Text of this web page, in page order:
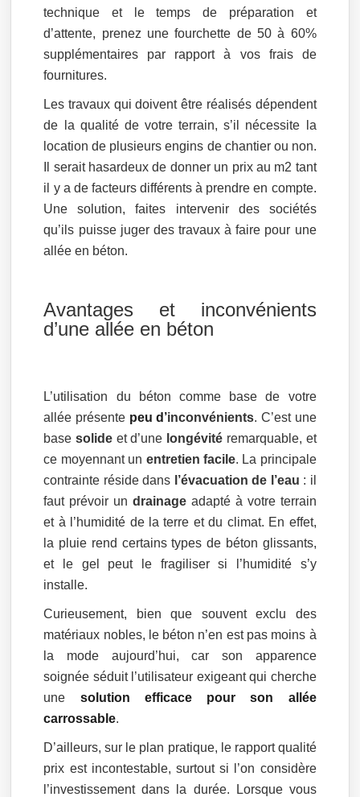
technique et le temps de préparation et
d’attente, prenez une fourchette de 50 à 60%
supplémentaires par rapport à vos frais de
fournitures.
Les travaux qui doivent être réalisés dépendent
de la qualité de votre terrain, s’il nécessite la
location de plusieurs engins de chantier ou non.
Il serait hasardeux de donner un prix au m2 tant
il y a de facteurs différents à prendre en compte.
Une solution, faites intervenir des sociétés
qu’ils puisse juger des travaux à faire pour une
allée en béton.
Avantages et inconvénients
d’une allée en béton
L’utilisation du béton comme base de votre
allée présente peu d’inconvénients. C’est une
basesolide et d’une longévité remarquable, et
ce moyennant un entretien facile. La principale
contrainte réside dans l’évacuation de l’eau : il
faut prévoir undrainage adapté à votre terrain
et à l’humidité de la terre et du climat. En effet,
la pluie rend certains types de béton glissants,
et le gel peut le fragiliser si l’humidité s’y
installe.
Curieusement, bien que souvent exclu des
matériaux nobles, le béton n’en est pas moins à
la mode aujourd’hui, car son apparence
soignée séduit l’utilisateur exigeant qui cherche
une solution efficace pour son allée
carrossable.
D’ailleurs, sur le plan pratique, le rapport qualité
prix est incontestable, surtout si l’on considère
l’investissement dans la durée. Lorsque vous